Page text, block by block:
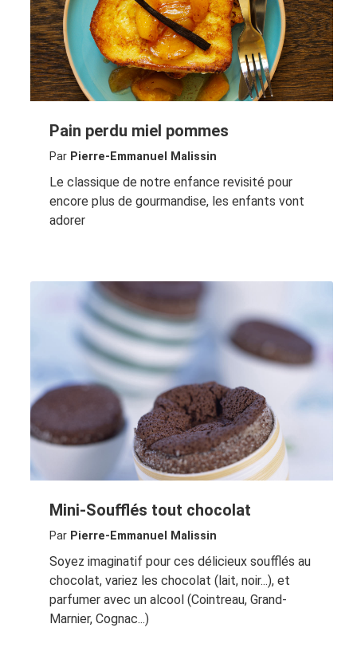
Pain perdu miel pommes
Par Pierre-Emmanuel Malissin
Le classique de notre enfance revisité pour
encore plus de gourmandise, les enfants vont
adorer
Mini-Soufflés tout chocolat
Par Pierre-Emmanuel Malissin
Soyez imaginatif pour ces délicieux soufflés au
chocolat, variez les chocolat (lait, noir...), et
parfumer avec un alcool (Cointreau, Grand-
Marnier, Cognac...)